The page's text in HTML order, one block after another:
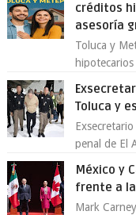
créditos
asesoría
Toluca y
Toluca y
penal de El
México y
frente a
Mark